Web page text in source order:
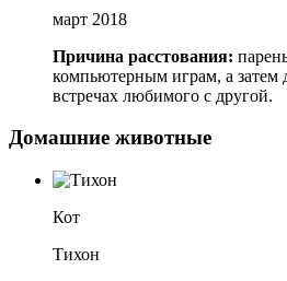
март 2018
Причина расстования:
компьютерным играм, а затем
встречах любимого с другой.
Домашние животные
Кот
Тихон